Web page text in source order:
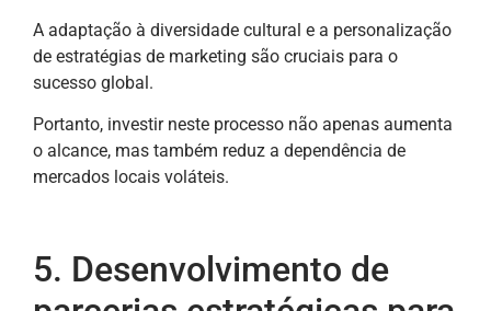
A adaptação à diversidade cultural e a personalização
de estratégias de marketing são cruciais para o
sucesso global.
Portanto, investir neste processo não apenas aumenta
o alcance, mas também reduz a dependência de
mercados locais voláteis.
5. Desenvolvimento de